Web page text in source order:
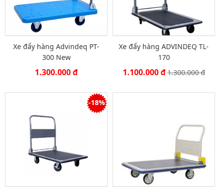
Xe đẩy hàng Advindeq PT-
300 New
1.300.000 đ
Xe đẩy hàng ADVINDEQ TL-
170
1.100.000 đ1.300.000 đ
-18%